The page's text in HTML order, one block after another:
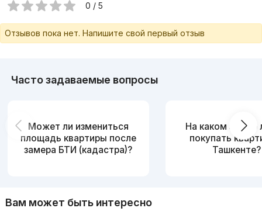
0 / 5
Отзывов пока нет. Напишите свой первый отзыв
Часто задаваемые вопросы
Может ли измениться
площадь квартиры после
замера БТИ (кадастра)?
На каком этаже
покупать
Ташкенте?
Вам может быть интересно